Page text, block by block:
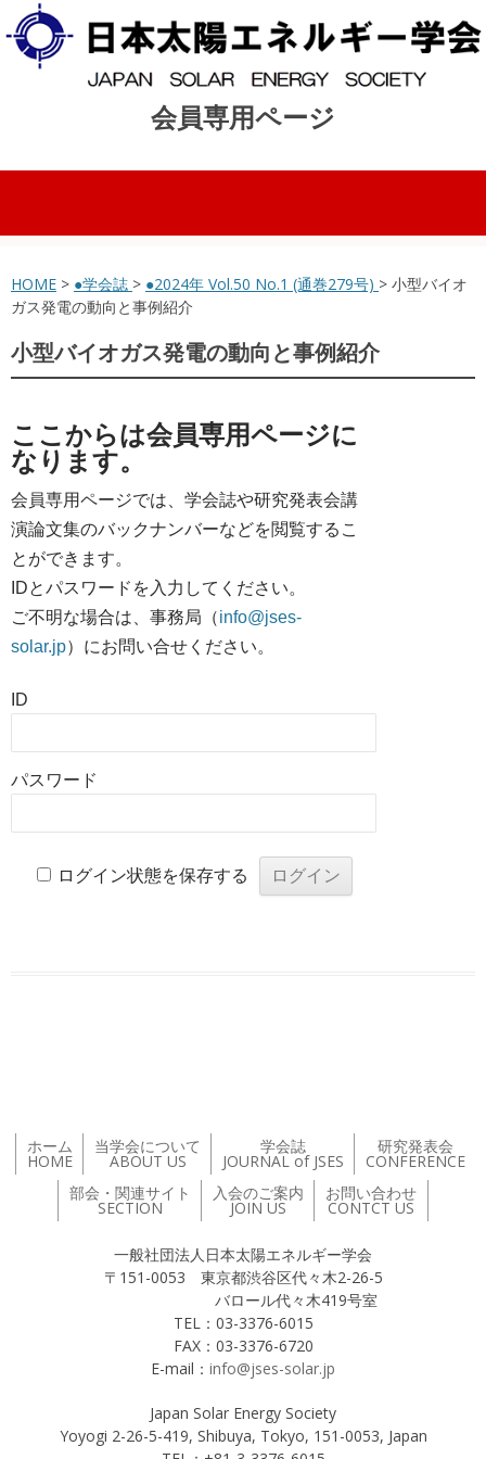
会員専用ページ
コンテンツへスキップ
HOME > ●学会誌 > ●2024年 Vol.50 No.1 (通巻279号) > 小型バイオ
ガス発電の動向と事例紹介
小型バイオガス発電の動向と事例紹介
ここからは会員専用ページに
なります。
会員専用ページでは、学会誌や研究発表会講
演論文集のバックナンバーなどを閲覧するこ
とができます。
IDとパスワードを入力してください。
ご不明な場合は、事務局（info@jses-
solar.jp）にお問い合せください。
ID
パスワード
ログイン状態を保存する
ホーム
HOME
当学会について
ABOUT US
学会誌
JOURNAL of JSES
研究発表会
CONFERENCE
部会・関連サイト
SECTION
入会のご案内
JOIN US
お問い合わせ
CONTCT US
一般社団法人日本太陽エネルギー学会
〒151-0053 東京都渋谷区代々木2-26-5
バロール代々木419号室
TEL：03-3376-6015
FAX：03-3376-6720
E-mail： info@jses-solar.jp
Japan Solar Energy Society
Yoyogi 2-26-5-419, Shibuya, Tokyo, 151-0053, Japan